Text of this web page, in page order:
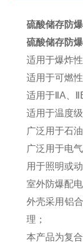
硫酸储存防
硫酸储存防
适用于爆炸
适用于可燃
适用于ⅡA、
适用于温度
广泛用于石
广泛用于电
用于照明或
室外防爆配
外壳采用铝
理；
本产品为复